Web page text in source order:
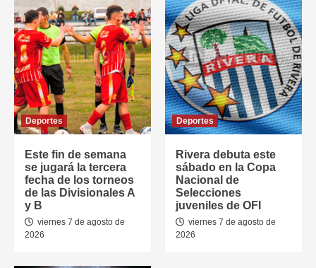
Deportes
Este fin de semana
se jugará la tercera
fecha de los torneos
de las Divisionales A
y B
viernes 7 de agosto de
2026
Deportes
Rivera debuta este
sábado en la Copa
Nacional de
Selecciones
juveniles de OFI
viernes 7 de agosto de
2026